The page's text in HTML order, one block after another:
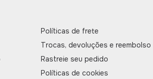
Políticas de frete
Trocas, devoluções e reembolso
Rastreie seu pedido
Políticas de cookies